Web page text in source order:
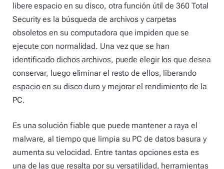
libere espacio en su disco, otra función útil de 360 ​​Total
Security es la búsqueda de archivos y carpetas
obsoletos en su computadora que impiden que se
ejecute con normalidad. Una vez que se han
identificado dichos archivos, puede elegir los que desea
conservar, luego eliminar el resto de ellos, liberando
espacio en su disco duro y mejorar el rendimiento de la
PC.
Es una solución fiable que puede mantener a raya el
malware, al tiempo que limpia su PC de datos basura y
aumenta su velocidad. Entre tantas opciones esta es
una de las que resalta por su versatilidad, herramientas